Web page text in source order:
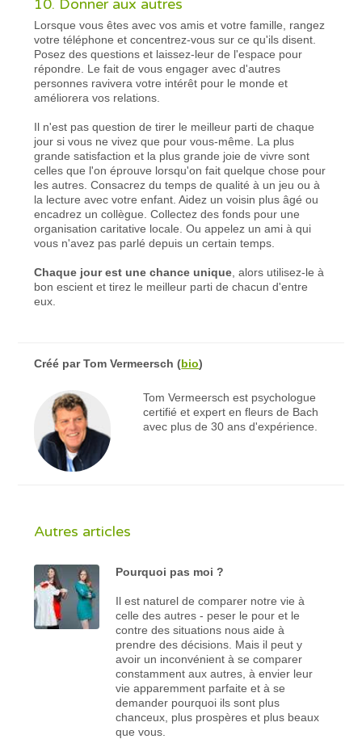
10. Donner aux autres
Lorsque vous êtes avec vos amis et votre famille, rangez
votre téléphone et concentrez-vous sur ce qu'ils disent.
Posez des questions et laissez-leur de l'espace pour
répondre. Le fait de vous engager avec d'autres
personnes ravivera votre intérêt pour le monde et
améliorera vos relations.
Il n'est pas question de tirer le meilleur parti de chaque
jour si vous ne vivez que pour vous-même. La plus
grande satisfaction et la plus grande joie de vivre sont
celles que l'on éprouve lorsqu'on fait quelque chose pour
les autres. Consacrez du temps de qualité à un jeu ou à
la lecture avec votre enfant. Aidez un voisin plus âgé ou
encadrez un collègue. Collectez des fonds pour une
organisation caritative locale. Ou appelez un ami à qui
vous n'avez pas parlé depuis un certain temps.
Chaque jour est une chance unique , alors utilisez-le à
bon escient et tirez le meilleur parti de chacun d'entre
eux.
Créé parTom Vermeersch (bio)
Tom Vermeersch est psychologue
certifié et expert en fleurs de Bach
avec plus de 30 ans d'expérience.
Autres articles
Pourquoi pas moi ?
Il est naturel de comparer notre vie à
celle des autres - peser le pour et le
contre des situations nous aide à
prendre des décisions. Mais il peut y
avoir un inconvénient à se comparer
constamment aux autres, à envier leur
vie apparemment parfaite et à se
demander pourquoi ils sont plus
chanceux, plus prospères et plus beaux
que vous.